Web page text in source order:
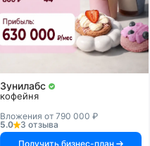
Зунилабс
кофейня
Вложения от 790 000 ₽
5.0
3 отзыва
Получить бизнес-план